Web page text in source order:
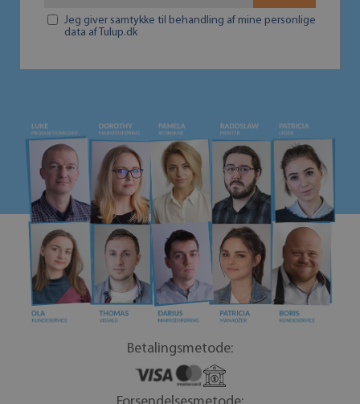
Jeg giver samtykke til behandling af mine personlige
data af Tulup.dk
Betalingsmetode: